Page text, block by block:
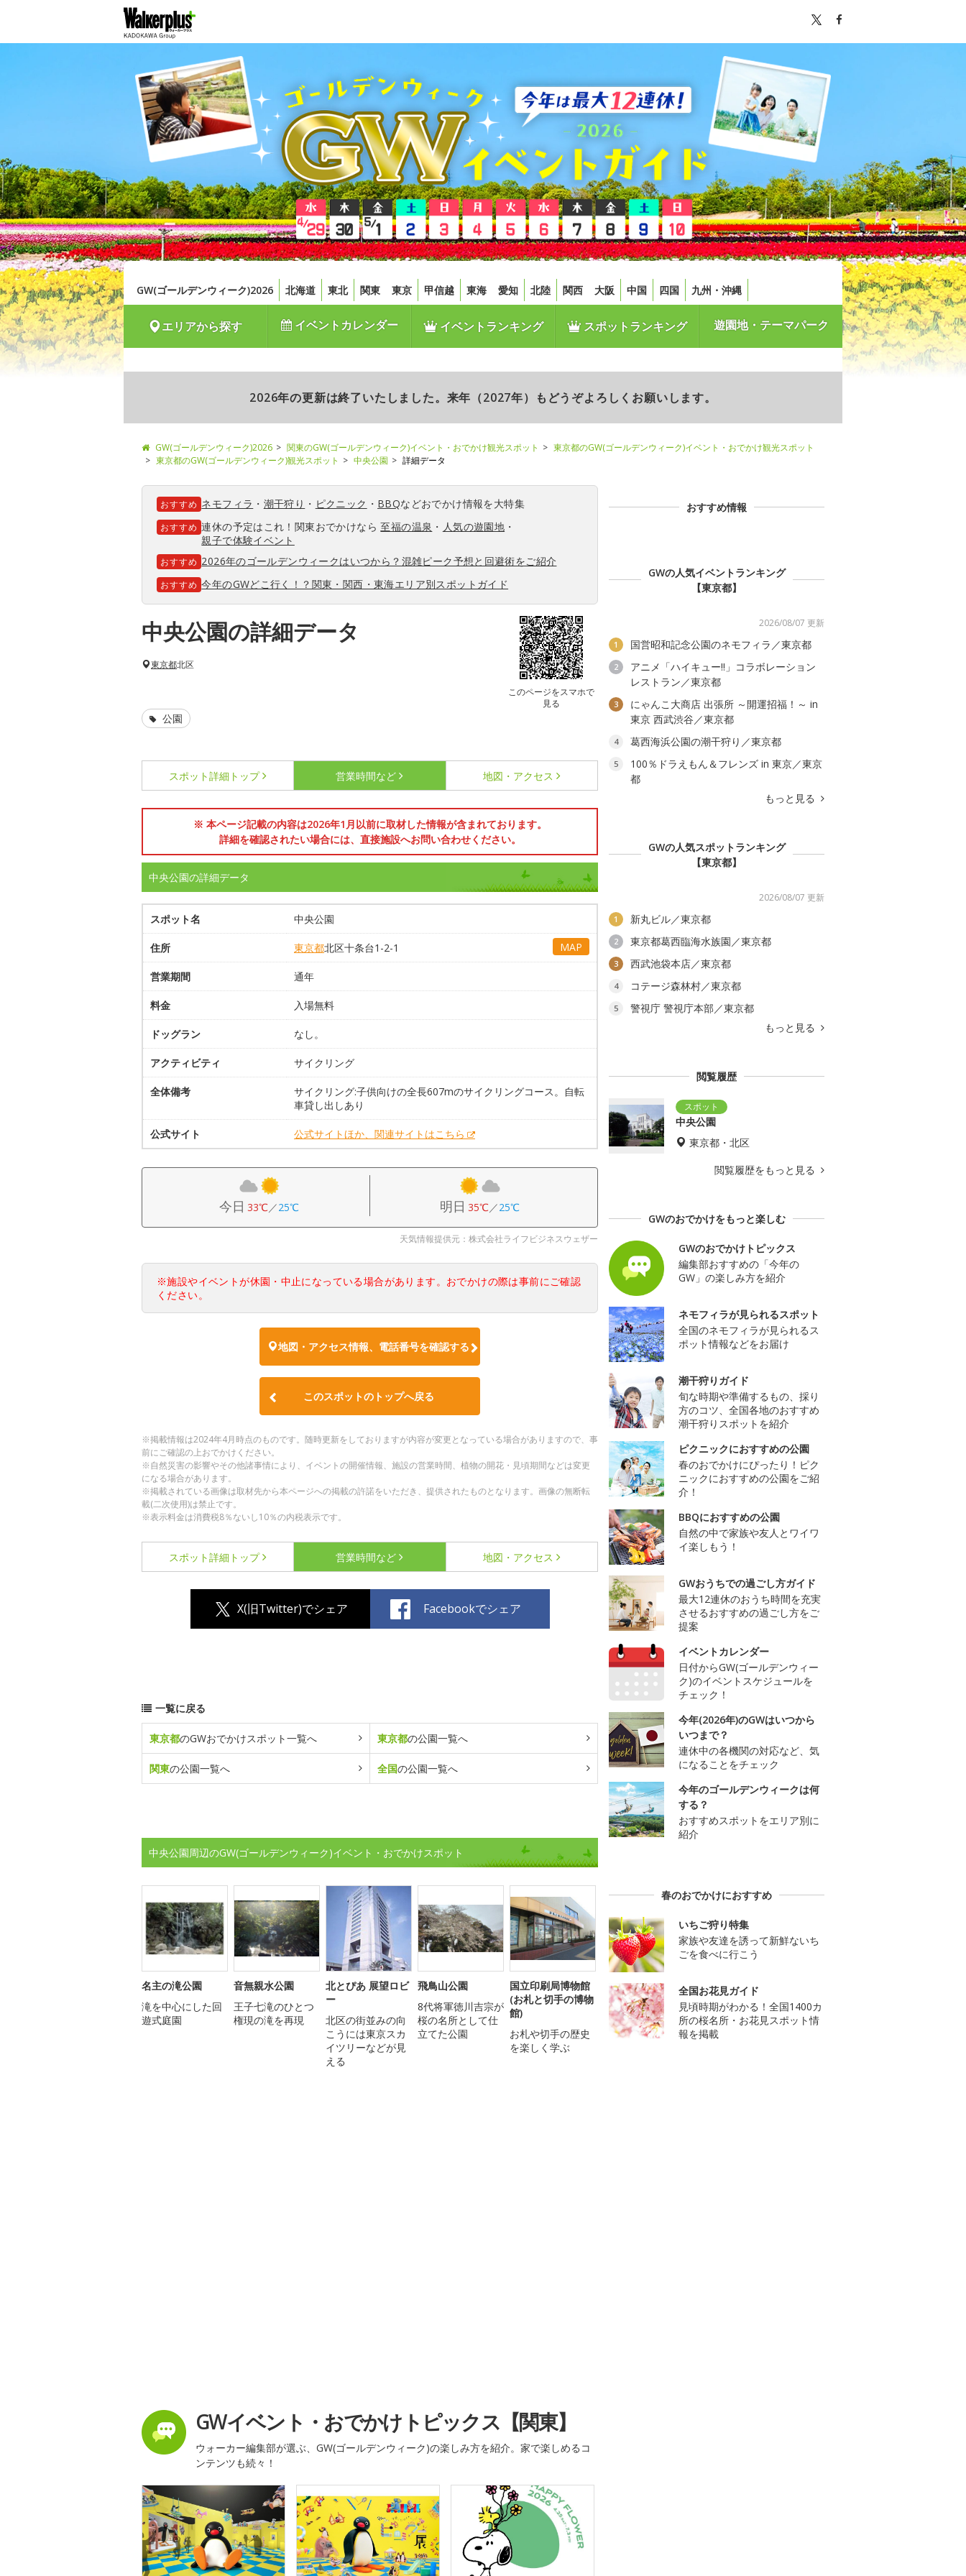
GW(ゴールデンウィーク)2026 北海道 東北 関東 東京 甲信越 東海 愛知 北陸 関西 大阪 中国 四国 九州・沖縄
エリアから探す イベントカレンダー イベントランキング スポットランキング 遊園地・テーマパーク
2026年の更新は終了いたしました。来年（2027年）もどうぞよろしくお願いします。
GW(ゴールデンウィーク)2026 関東のGW(ゴールデンウィーク)イベント・おでかけ観光スポット
東京都のGW(ゴールデンウィーク)イベント・おでかけ観光スポット
東京都のGW(ゴールデンウィーク)観光スポット
中央公園 詳細データ
おすすめ ネモフィラ ・ 潮干狩り ・ ピクニック ・ BBQなどおでかけ情報を大特集
おすすめ 連休の予定はこれ！関東おでかけなら至福の温泉 ・ 人気の遊園地 ・
親子で体験イベント
おすすめ 2026年のゴールデンウィークはいつから？混雑ピーク予想と回避術をご紹介
おすすめ 今年のGWどこ行く！？関東・関西・東海エリア別スポットガイド
中央公園の詳細データ
このページをスマホで
見る
東京都北区
公園
スポット詳細 トップ 営業時間など 地図・アクセス
※ 本ページ記載の内容は2026年1月以前に取材した情報が含まれております。
詳細を確認されたい場合には、直接施設へお問い合わせください。
中央公園の詳細データ
スポット名 中央公園
住所 東京都北区十条台1-2-1 MAP
営業期間 通年
料金 入場無料
ドッグラン なし。
アクティビティ サイクリング
全体備考
サイクリング:子供向けの全長607mのサイクリングコース。自転
車貸し出しあり
公式サイト 公式サイトほか、関連サイトはこちら
今日 33℃／25℃ 明日 35℃／25℃
天気情報提供元：株式会社ライフビジネスウェザー
※施設やイベントが休園・中止になっている場合があります。おでかけの際は事前にご確認
ください。
地図・アクセス情報、電話番号を確認する
このスポットのトップへ戻る
※掲載情報は2024年4月時点のものです。随時更新をしておりますが内容が変更となっている場合がありますので、事
前にご確認の上おでかけください。
※自然災害の影響やその他諸事情により、イベントの開催情報、施設の営業時間、植物の開花・見頃期間などは変更
になる場合があります。
※掲載されている画像は取材先から本ページへの掲載の許諾をいただき、提供されたものとなります。画像の無断転
載(二次使用)は禁止です。
※表示料金は消費税8％ないし10％の内税表示です。
スポット詳細 トップ 営業時間など 地図・アクセス
X(旧Twitter)でシェア Facebookでシェア
一覧に戻る
東京都のGWおでかけスポット一覧へ 東京都の公園一覧へ
関東の公園一覧へ 全国の公園一覧へ
中央公園周辺のGW(ゴールデンウィーク)イベント・おでかけスポット
名主の滝公園
滝を中心にした回
遊式庭園
音無親水公園
王子七滝のひとつ
権現の滝を再現
北とぴあ 展望ロビ
ー
北区の街並みの向
こうには東京スカ
イツリーなどが見
える
飛鳥山公園
8代将軍徳川吉宗が
桜の名所として仕
立てた公園
国立印刷局博物館
(お札と切手の博物
館)
お札や切手の歴史
を楽しく学ぶ
GWイベント・おでかけトピックス【関東】
ウォーカー編集部が選ぶ、GW(ゴールデンウィーク)の楽しみ方を紹介。家で楽しめるコ
ンテンツも続々！
おすすめ情報
GWの人気イベントランキング
【東京都】
2026/08/07 更新
1 国営昭和記念公園のネモフィラ／東京都
2
アニメ「ハイキュー!!」コラボレーション
レストラン／東京都
3
にゃんこ大商店 出張所 ～開運招福！～ in
東京 西武渋谷／東京都
4 葛西海浜公園の潮干狩り／東京都
5
100％ドラえもん＆フレンズ in 東京／東京
都
もっと見る
GWの人気スポットランキング
【東京都】
2026/08/07 更新
1 新丸ビル／東京都
2 東京都葛西臨海水族園／東京都
3 西武池袋本店／東京都
4 コテージ森林村／東京都
5
警視庁 警視庁本部／東京都
もっと見る
閲覧履歴
中央公園
東京都・北区
閲覧履歴をもっと見る
GWのおでかけをもっと楽しむ
GWのおでかけトピックス
編集部おすすめの「今年の
GW」の楽しみ方を紹介
ネモフィラが見られるスポット
全国のネモフィラが見られるス
ポット情報などをお届け
潮干狩りガイド
旬な時期や準備するもの、採り
方のコツ、全国各地のおすすめ
潮干狩りスポットを紹介
ピクニックにおすすめの公園
春のおでかけにぴったり！ピク
ニックにおすすめの公園をご紹
介！
BBQにおすすめの公園
自然の中で家族や友人とワイワ
イ楽しもう！
GWおうちでの過ごし方ガイド
最大12連休のおうち時間を充実
させるおすすめの過ごし方をご
提案
イベントカレンダー
日付からGW(ゴールデンウィー
ク)のイベントスケジュールを
チェック！
今年(2026年)のGWはいつから
いつまで？
連休中の各機関の対応など、気
になることをチェック
今年のゴールデンウィークは何
する？
おすすめスポットをエリア別に
紹介
春のおでかけにおすすめ
いちご狩り特集
家族や友達を誘って新鮮ないち
ごを食べに行こう
全国お花見ガイド
見頃時期がわかる！全国1400カ
所の桜名所・お花見スポット情
報を掲載